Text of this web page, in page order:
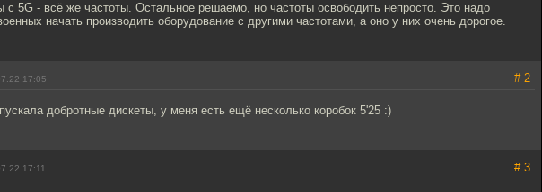
с 5G - всё же частоты. Остальное решаемо, но частоты освободить непросто. Это надо
начать производить оборудование с другими частотами, а оно у них очень дорогое.
17:05 # 2
добротные дискеты, у меня есть ещё несколько коробок 5'25 :)
17:11 # 3